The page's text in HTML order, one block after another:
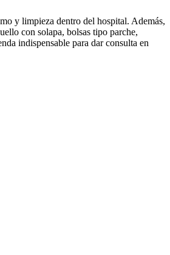
y limpieza dentro del hospital. Además,
con solapa, bolsas tipo parche,
indispensable para dar consulta en